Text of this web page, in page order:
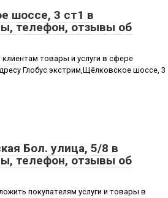
шоссе, 3 ст1 в
телефон, отзывы об
товары и услуги в сфере
Глобус экстрим,Щёлковское шоссе, 3
Бол. улица, 5/8 в
телефон, отзывы об
покупателям услуги и товары в